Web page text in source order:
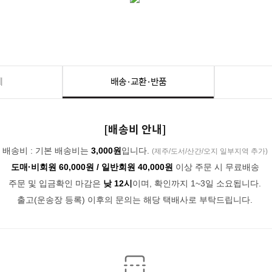
배송·교환·반품
[배송비 안내]
배송비 : 기본 배송비는 3,000원 입니다. (제주/도서/산간/오지 일부지역 추가)
도매·비회원 60,000원 / 일반회원 40,000원 이상 주문 시 무료배송
주문 및 입금확인 마감은 낮 12시 이며, 확인까지 1~3일 소요됩니다.
출고(운송장 등록) 이후의 문의는 해당 택배사로 부탁드립니다.